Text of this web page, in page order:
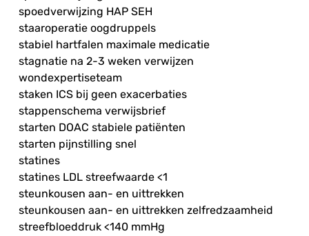
spoedverwijzing HAP SEH
staaroperatie oogdruppels
stabiel hartfalen maximale medicatie
stagnatie na 2-3 weken verwijzen
wondexpertiseteam
staken ICS bij geen exacerbaties
stappenschema verwijsbrief
starten DOAC stabiele patiënten
starten pijnstilling snel
statines
statines LDL streefwaarde <1
steunkousen aan- en uittrekken
steunkousen aan- en uittrekken zelfredzaamheid
streefbloeddruk <140 mmHg